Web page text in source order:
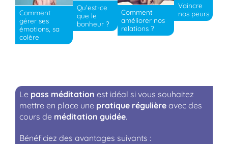
Comment
gérer ses
émotions, sa
colère
Qu’est-ce
que le
bonheur ?
Comment
améliorer nos
relations ?
Vaincre
nos peurs
Le pass méditation est idéal si vous souhaitez
mettre en place une pratique régulière avec des
cours de méditation guidée.
Bénéficiez des avantages suivants :